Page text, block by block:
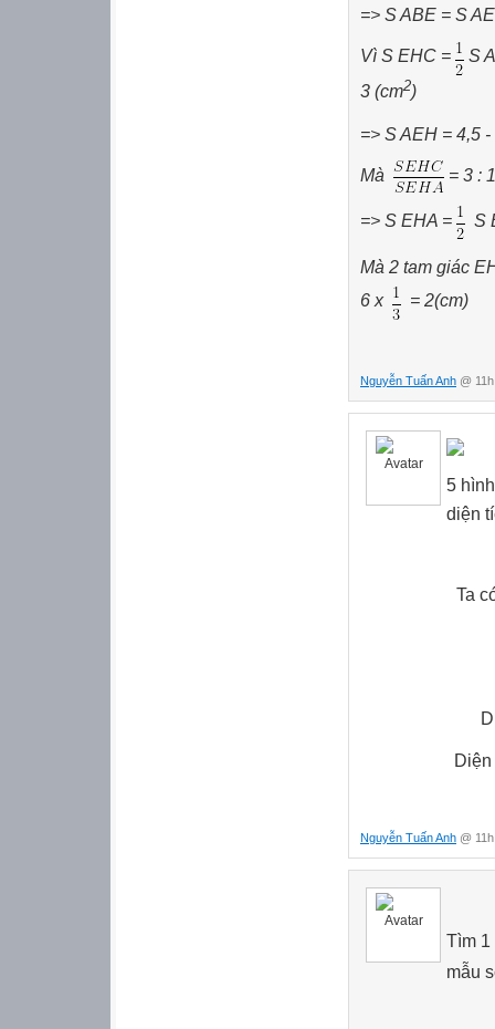
=> S ABE = S
Vì S EHC =
S
3 (cm2)
=> S AEH = 4,5
Mà = 3 :
=> S EHA = S
Mà 2 tam giác
6 x
= 2(cm)
Nguyễn Tuấn Anh @
5
diện
Ta
Nguyễn Tuấn Anh @
Tìm
mẫu